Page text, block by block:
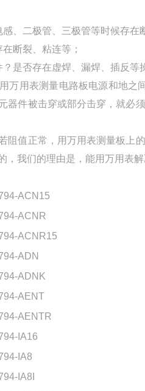
、二极管、三极管等时候存在
断裂、粘连等；
是否存在虚焊、漏焊、插反等
万用表测量电路板电源和地
器件被击穿或部分击穿，就必
阻值正常，用万用表测量板上
，我们的理由是，能用万用表
ACN15
ACNR
ACNR15
ADN
ADNK
AENT
AENTR
IA16
IA8
IA8I